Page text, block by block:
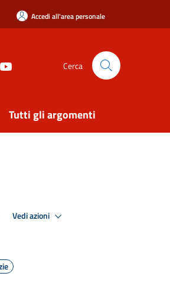
Accedi all'area personale
Cerca
Tutti gli argomenti
Vedi azioni